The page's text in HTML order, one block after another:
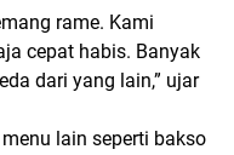
rame. Kami
cepat habis. Banyak
dari yang lain,” ujar
lain seperti bakso